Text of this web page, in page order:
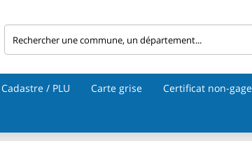
Cadastre / PLU Carte grise Certificat non-gage